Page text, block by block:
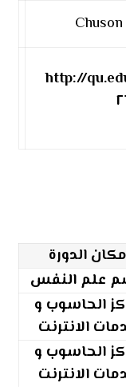
http://
مكان الدورة
علم النفس
الحاسوب و
الانترنت
الحاسوب و
الانترنت